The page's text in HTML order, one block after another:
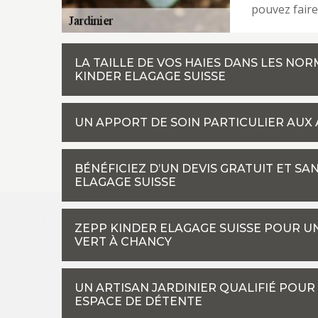
pouvez
LA TAILLE DE VOS HAIES DANS LES
KINDER ELAGAGE SUISSE
UN APPORT DE SOIN PARTICULIER AUX
BÉNÉFICIEZ D’UN DEVIS GRATUIT ET
ELAGAGE SUISSE
ZEPP KINDER ELAGAGE SUISSE POUR
VERT À CHANCY
UN ARTISAN JARDINIER QUALIFIÉ
ESPACE DE DÉTENTE